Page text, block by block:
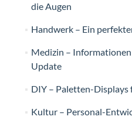
die Augen
Handwerk – Ein
Medizin –
Update
DIY – Paletten-Displays
Kultur – Personal-